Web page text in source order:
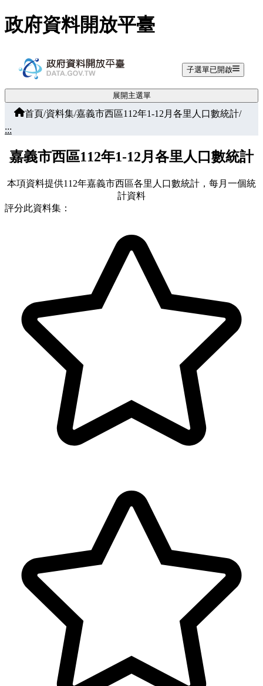
跳至主要內容
政府資料開放平臺
子選單已開啟
展開主選單
首頁/資料集/嘉義市西區112年1-12月各里人口數統計/
:::
嘉義市西區112年1-12月各里人口數統計
本項資料提供112年嘉義市西區各里人口數統計，每月一個統
計資料
評分此資料集：